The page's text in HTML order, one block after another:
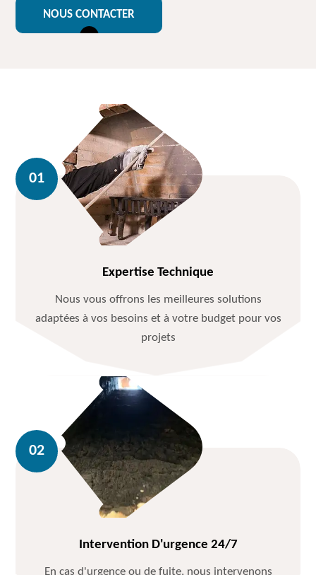
NOUS CONTACTER
Expertise Technique
Nous vous offrons les meilleures solutions
adaptées à vos besoins et à votre budget pour vos
projets
Intervention D'urgence 24/7
En cas d'urgence ou de fuite, nous intervenons